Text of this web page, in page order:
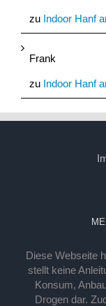
zu Indoor Hanf
Frank
zu Indoor Hanf
Diese Webseite
stellt keine
Konsum,
Drogen dar.